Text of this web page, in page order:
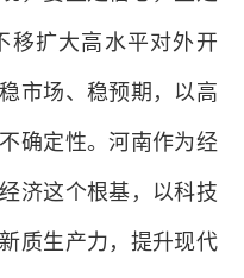
移扩大高水平对外开
市场、稳预期，以高
确定性。河南作为经
济这个根基，以科技
质生产力，提升现代